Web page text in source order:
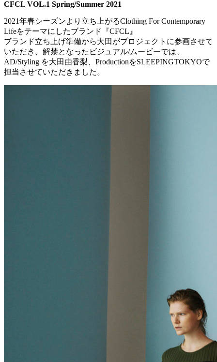
CFCL VOL.1 Spring/Summer 2021
2021年春シーズンより立ち上がるClothing For Contemporary
Lifeをテーマにしたブランド『CFCL』
ブランド立ち上げ準備から大田がプロジェクトに参画させて
いただき、解禁となったビジュアル/ムービーでは、
AD/Styling を大田由香梨、ProductionをSLEEPINGTOKYOで
担当させていただきました。